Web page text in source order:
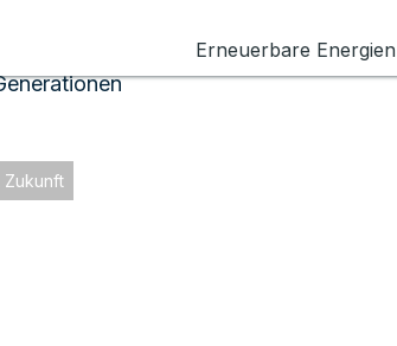
Erneuerbare Energien
Zukunft